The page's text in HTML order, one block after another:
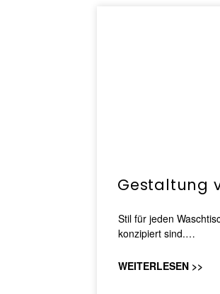
Gestaltung
Stil für jeden
konzipiert sind.…
WEITERLESEN >>